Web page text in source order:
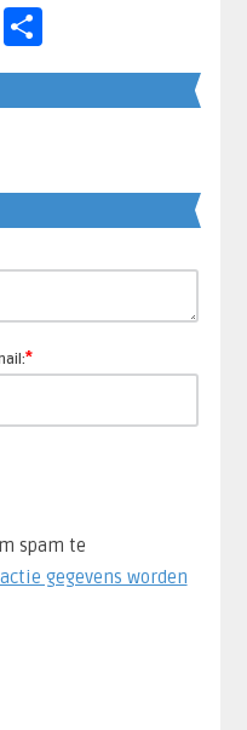
Delen
*
spam te
gegevens worden